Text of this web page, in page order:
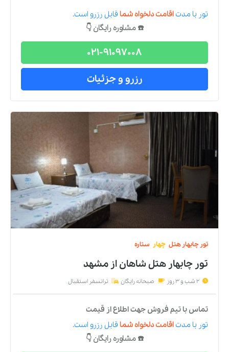
تور با مدتاقامت دلخواه شما قابل رزرو است.
☎️ مشاوره رایگان 👇
021-91097008
رزرو و جزئیات
تور چابهار هتل چهار ستاره
تور چابهار هتل شاهاناز مشهد
2 شب و 3 روز صبحانه رایگان ترانسفر استقبال
تماس با تیم فروش جهت اطلاع از قیمت
تور با مدتاقامت دلخواه شما قابل رزرو است.
☎️ مشاوره رایگان 👇